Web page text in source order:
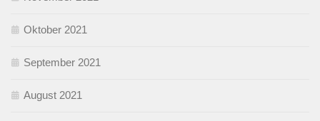
Oktober 2021
September 2021
August 2021